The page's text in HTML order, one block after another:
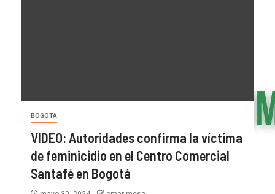
BOGOTÁ
VIDEO: Autoridades confirma la víctima
de feminicidio en el Centro Comercial
Santafé en Bogotá